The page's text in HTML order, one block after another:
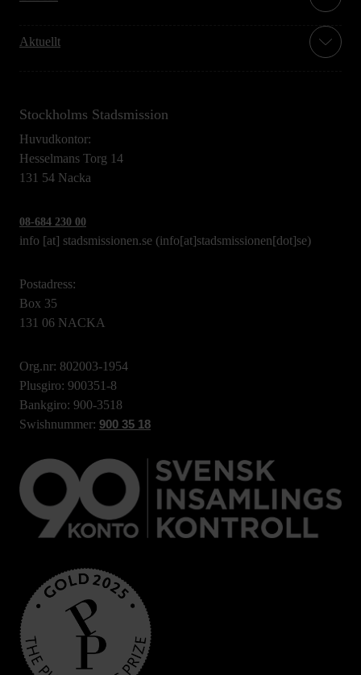
Aktuellt
Stockholms Stadsmission
Huvudkontor:
Hesselmans Torg 14
131 54 Nacka
08-684 230 00
info [at] stadsmissionen.se (info[at]stadsmissionen[dot]se)
Postadress:
Box 35
131 06 NACKA
Org.nr: 802003-1954
Plusgiro: 900351-8
Bankgiro: 900-3518
Swishnummer: 900 35 18